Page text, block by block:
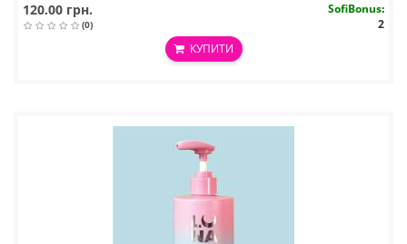
120.00 грн.
(0)
SofiBonus:
2
КУПИТИ